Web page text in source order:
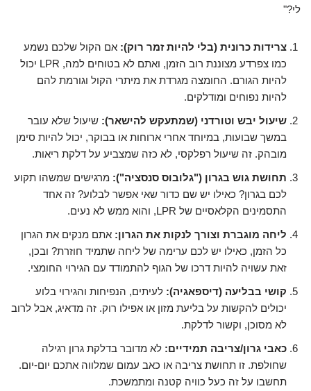
לי?"
צרידות כרונית (בלי להיות זמר רוק): אם הקול שלכם נשמע
כמו צפרדע מצוננת רוב הזמן, ואתם לא בטוחים למה, LPR יכול
להיות הגורם. החומצה מגרדת את מיתרי הקול וגורמת להם
להיות נפוחים ומודלקים.
שיעול יבש וטורדני (שמתעקש להישאר): שיעול שלא עובר
במשך שבועות, במיוחד אחרי ארוחות או בבוקר, יכול להיות סימן
מובהק. זה שיעול רפלקסי, לא כזה שמצביע על דלקת ריאות.
תחושת גוש בגרון ("גלובוס סנסציה"): מרגישים שמשהו תקוע
לכם בגרון? כאילו יש שם כדור שאי אפשר לבלוע? זה אחד
התסמינים הקלאסיים של LPR, והוא ממש לא נעים.
ליחה מוגברת וצורך לנקות את הגרון: אתם מנקים את הגרון
כל הזמן, כאילו יש לכם ערימה של ליחה שתמיד חוזרת? ובכן,
זאת עשויה להיות דרכו של הגוף להתמודד עם הגירוי החומצי.
קושי בבליעה (דיספאגיה): לעיתים, הנפיחות והגירוי בלוע
יכולים להקשות על בליעת מזון או אפילו רוק. זה מדאיג, אבל לרוב
לא מסוכן, וקשור לדלקת.
כאבי גרון/צריבה תמידיים: לא מדובר בדלקת גרון רגילה
שחולפת. זו תחושת צריבה או כאב עמום שמלווה אתכם יום-יום.
תחשבו על זה כעל כוויה קטנה ומתמשכת.